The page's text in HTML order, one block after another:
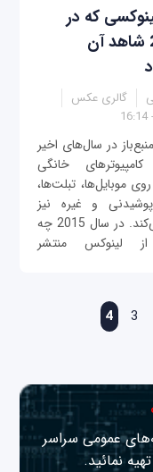
که در
سال 2015 شاهد آن
گالری عکس
در سال‌های اخیر
خانگی
موبایل‌ها، تبلت‌ها،
و غیره نیز
خودنمایی می‌کند. در سال 2015 چه
از لینوکس منتشر
3
4
عمومی سراسر
نمائید.